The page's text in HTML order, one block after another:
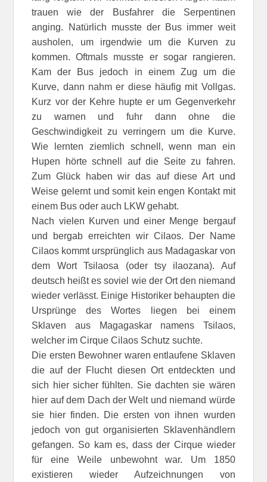
trauen wie der Busfahrer die Serpentinen
anging. Natürlich musste der Bus immer weit
ausholen, um irgendwie um die Kurven zu
kommen. Oftmals musste er sogar rangieren.
Kam der Bus jedoch in einem Zug um die
Kurve, dann nahm er diese häufig mit Vollgas.
Kurz vor der Kehre hupte er um Gegenverkehr
zu warnen und fuhr dann ohne die
Geschwindigkeit zu verringern um die Kurve.
Wie lernten ziemlich schnell, wenn man ein
Hupen hörte schnell auf die Seite zu fahren.
Zum Glück haben wir das auf diese Art und
Weise gelernt und somit kein engen Kontakt mit
einem Bus oder auch LKW gehabt.
Nach vielen Kurven und einer Menge bergauf
und bergab erreichten wir Cilaos. Der Name
Cilaos kommt ursprünglich aus Madagaskar von
dem Wort Tsilaosa (oder tsy ilaozana). Auf
deutsch heißt es soviel wie der Ort den niemand
wieder verlässt. Einige Historiker behaupten die
Ursprünge des Wortes liegen bei einem
Sklaven aus Magagaskar namens Tsilaos,
welcher im Cirque Cilaos Schutz suchte.
Die ersten Bewohner waren entlaufene Sklaven
die auf der Flucht diesen Ort entdeckten und
sich hier sicher fühlten. Sie dachten sie wären
hier auf dem Dach der Welt und niemand würde
sie hier finden. Die ersten von ihnen wurden
jedoch von gut organisierten Sklavenhändlern
gefangen. So kam es, dass der Cirque wieder
für eine Weile unbewohnt war. Um 1850
existieren wieder Aufzeichnungen von